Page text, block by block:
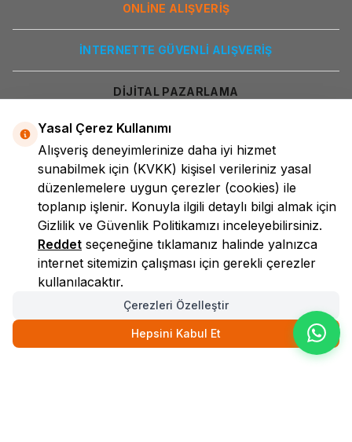
ONLİNE ALIŞVERİŞ
İNTERNETTE GÜVENLİ ALIŞVERİŞ
DİJİTAL PAZARLAMA
LokmanAVM
Yasal Çerez Kullanımı
Alışveriş deneyimlerinize daha iyi hizmet
sunabilmek için (KVKK) kişisel verileriniz yasal
düzenlemelere uygun çerezler (cookies) ile
toplanıp işlenir. Konuyla ilgili detaylı bilgi almak için
Gizlilik ve Güvenlik Politikamızı inceleyebilirsiniz.
Reddet seçeneğine tıklamanız halinde yalnızca
internet sitemizin çalışması için gerekli çerezler
kullanılacaktır.
Çerezleri Özelleştir
Hepsini Kabul Et